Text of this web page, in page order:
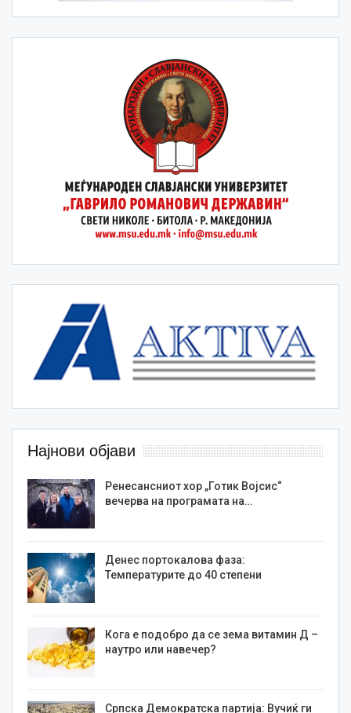
Најнови објави
Ренесансниот хор „Готик Војсис“
вечерва на програмата на…
Денес портокалова фаза:
Температурите до 40 степени
Кога е подобро да се зема витамин Д –
наутро или навечер?
Српска Демократска партија: Вучиќ ги